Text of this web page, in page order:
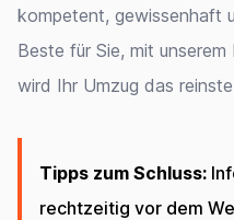
kompetent, gewissenhaft
Beste für Sie, mit
wird Ihr Umzug das
Tipps zum Schluss:
rechtzeitig vor dem